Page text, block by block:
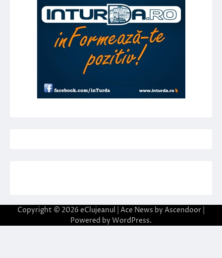
Copyright © 2026 eClujeanul | Ace News by Ascendoor
Powered by WordPress.